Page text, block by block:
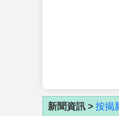
新聞資訊 > 按揭